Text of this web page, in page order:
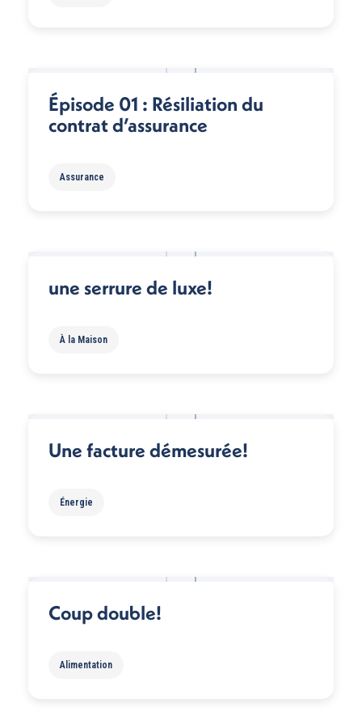
Épisode 01 : Résiliation du
contrat d’assurance
Assurance
une serrure de luxe!
À la Maison
Une facture démesurée!
Énergie
Coup double!
Alimentation